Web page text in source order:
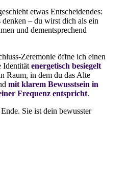
etwas Entscheidendes:
– du wirst dich als ein
und dementsprechend
Zeremonie öffne ich einen
Identitätenergetisch besiegelt
Raum, in dem du das Alte
mit klarem Bewusstsein in
Frequenz entspricht.
Sie ist dein bewusster